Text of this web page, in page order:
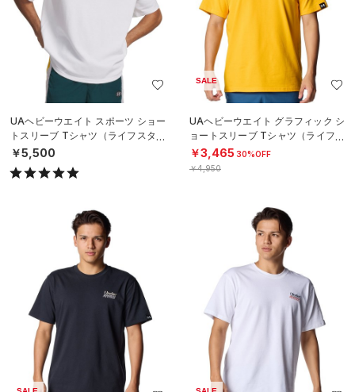
UAヘビーウエイト スポーツ ショー
トスリーブ Tシャツ（ライフスタイ
ル/MEN）
￥5,500
SALE
UAヘビーウエイト グラフィック シ
ョートスリーブ Tシャツ（ライフス
タイル/MEN）
￥3,465 30%OFF
￥4,950